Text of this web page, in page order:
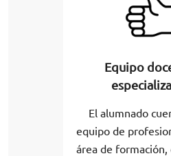
Equipo
El alumnado
equipo de
área de